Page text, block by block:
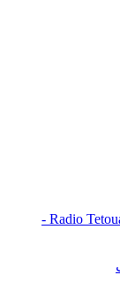
راديو تطوان - Radio Tetouan -